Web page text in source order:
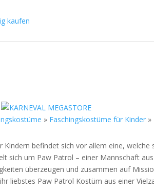
» Faschingskostüme für Kinder »
Kindern befindet sich vor allem eine,
sich um Paw Patrol – einer Mannschaft
überzeugen und zusammen auf
liebstes Paw Patrol Kostüm aus einer